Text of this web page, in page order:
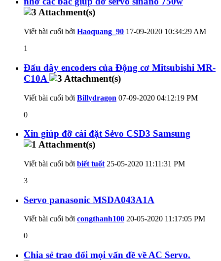
Viết bài cuối bởi Haoquang_90 17-09-2020 10:34:29 AM
1
Đấu dây encoders của Động cơ Mitsubishi MR-
C10A
Viết bài cuối bởi Billydragon 07-09-2020 04:12:19 PM
0
Xin giúp đỡ cài đặt Sẻvo CSD3 Samsung
Viết bài cuối bởi biết tuốt 25-05-2020 11:11:31 PM
3
Servo panasonic MSDA043A1A
Viết bài cuối bởi congthanh100 20-05-2020 11:17:05 PM
0
Chia sẻ trao đổi mọi vấn đề về AC Servo.